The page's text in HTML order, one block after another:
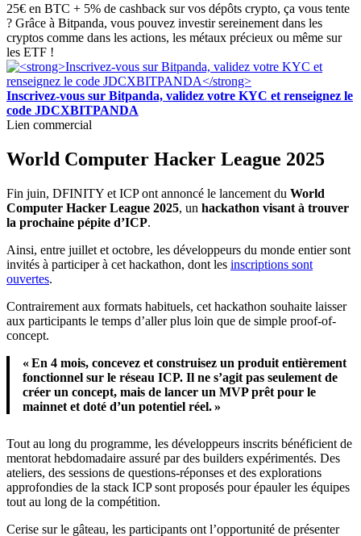
25€ en BTC + 5% de cashback sur vos dépôts crypto, ça vous tente
? Grâce à Bitpanda, vous pouvez investir sereinement dans les
cryptos comme dans les actions, les métaux précieux ou même sur
les ETF !
Inscrivez-vous sur Bitpanda, validez votre KYC et renseignez le
code JDCXBITPANDA
Lien commercial
World Computer Hacker League 2025
Fin juin, DFINITY et ICP ont annoncé le lancement du World
Computer Hacker League 2025, un hackathon visant à trouver
la prochaine pépite d’ICP.
Ainsi, entre juillet et octobre, les développeurs du monde entier sont
invités à participer à cet hackathon, dont les inscriptions sont
ouvertes.
Contrairement aux formats habituels, cet hackathon souhaite laisser
aux participants le temps d’aller plus loin que de simple proof-of-
concept.
« En 4 mois, concevez et construisez un produit entièrement
fonctionnel sur le réseau ICP. Il ne s’agit pas seulement de
créer un concept, mais de lancer un MVP prêt pour le
mainnet et doté d’un potentiel réel. »
Tout au long du programme, les développeurs inscrits bénéficient de
mentorat hebdomadaire assuré par des builders expérimentés. Des
ateliers, des sessions de questions-réponses et des explorations
approfondies de la stack ICP sont proposés pour épauler les équipes
tout au long de la compétition.
Cerise sur le gâteau, les participants ont l’opportunité de présenter